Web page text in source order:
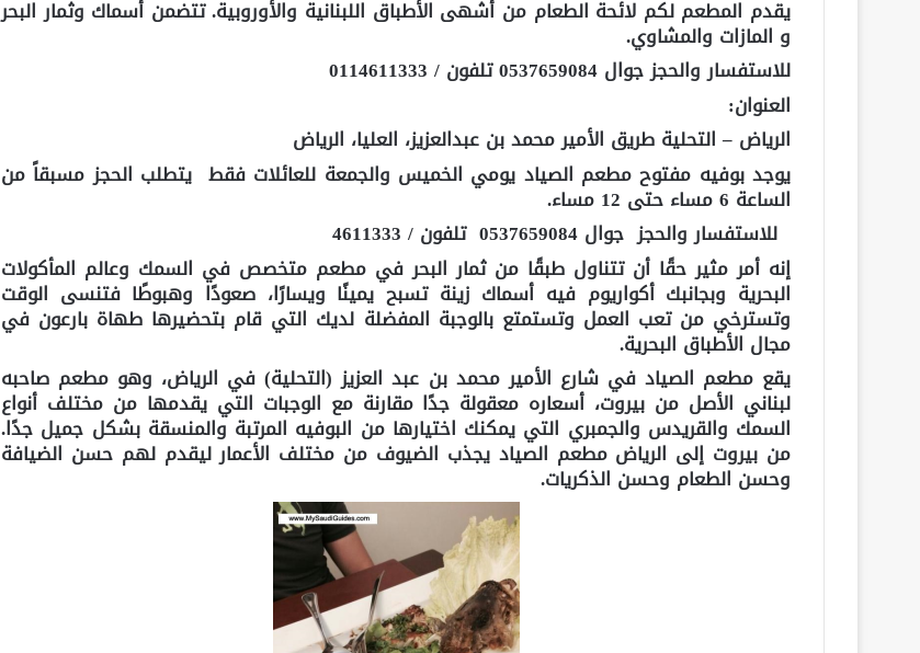
يقدم المطعم لكم لائحة الطعام من أشهى الأطباق اللبنانية والأوروبية. تتضمن أسماك وثمار البحر
و المازات والمشاوي.
للاستفسار والحجز جوال 0537659084 تلفون / 0114611333
العنوان:
الرياض – التحلية طريق الأمير محمد بن عبدالعزيز، العليا، الرياض
يوجد بوفيه مفتوح مطعم الصياد يومي الخميس والجمعة للعائلات فقط يتطلب الحجز مسبقاً من
الساعة 6 مساء حتى 12 مساء.
للاستفسار والحجز جوال 0537659084 تلفون / 4611333
إنه أمر مثير حقًا أن تتناول طبقًا من ثمار البحر في مطعم متخصص في السمك وعالم المأكولات
البحرية وبجانبك أكواريوم فيه أسماك زينة تسبح يمينًا ويسارًا، صعودًا وهبوطًا فتنسى الوقت
وتسترخي من تعب العمل وتستمتع بالوجبة المفضلة لديك التي قام بتحضيرها طهاة بارعون في
مجال الأطباق البحرية.
يقع مطعم الصياد في شارع الأمير محمد بن عبد العزيز (التحلية) في الرياض، وهو مطعم صاحبه
لبناني الأصل من بيروت، أسعاره معقولة جدًا مقارنة مع الوجبات التي يقدمها من مختلف أنواع
السمك والقريدس والجمبري التي يمكنك اختيارها من البوفيه المرتبة والمنسقة بشكل جميل جدًا.
من بيروت إلى الرياض مطعم الصياد يجذب الضيوف من مختلف الأعمار ليقدم لهم حسن الضيافة
وحسن الطعام وحسن الذكريات.